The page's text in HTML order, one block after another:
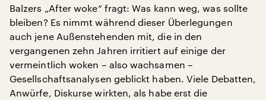
Balzers „After woke“ fragt: Was kann weg, was sollte
bleiben? Es nimmt während dieser Überlegungen
auch jene Außenstehenden mit, die in den
vergangenen zehn Jahren irritiert auf einige der
vermeintlich woken – also wachsamen –
Gesellschaftsanalysen geblickt haben. Viele Debatten,
Anwürfe, Diskurse wirkten, als habe erst die